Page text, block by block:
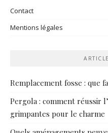
Contact
Mentions légales
Remplacement fosse : que
Pergola : comment réussir
grimpantes pour le charme